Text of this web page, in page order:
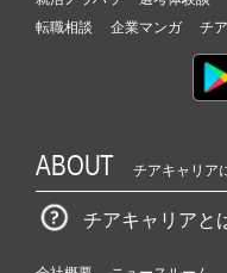
転職相談
企業マンガ チ
ABOUT チアキャリア
チアキャリアと